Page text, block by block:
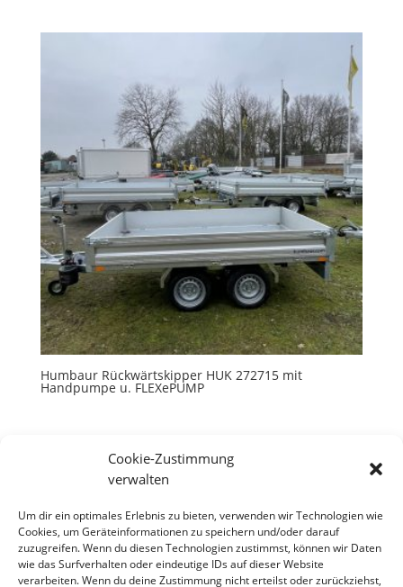
Cookie-Zustimmung
verwalten
Um dir ein optimales Erlebnis zu bieten, verwenden wir Technologien wie
Cookies, um Geräteinformationen zu speichern und/oder darauf
zuzugreifen. Wenn du diesen Technologien zustimmst, können wir Daten
wie das Surfverhalten oder eindeutige IDs auf dieser Website
verarbeiten. Wenn du deine Zustimmung nicht erteilst oder zurückziehst,
Humbaur Rückwärtskipper HUK 272715 mit
Handpumpe u. FLEXePUMP
Neueste Beiträge
Hallo Welt!